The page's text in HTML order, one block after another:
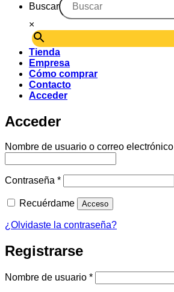
Buscar
×
Tienda
Empresa
Cómo comprar
Contacto
Acceder
Acceder
Nombre de usuario o correo electrónico
Contraseña *Obligatorio
Recuérdame Acceso
¿Olvidaste la contraseña?
Registrarse
Nombre de usuario *Obligatorio